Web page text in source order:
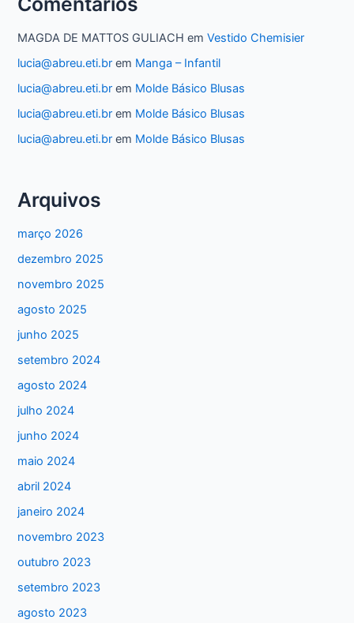
MAGDA DE MATTOS GULIACH emVestido Chemisier
lucia@abreu.eti.br em Manga – Infantil
lucia@abreu.eti.br em Molde Básico Blusas
lucia@abreu.eti.br em Molde Básico Blusas
lucia@abreu.eti.br em Molde Básico Blusas
Arquivos
março 2026
dezembro 2025
novembro 2025
agosto 2025
junho 2025
setembro 2024
agosto 2024
julho 2024
junho 2024
maio 2024
abril 2024
janeiro 2024
novembro 2023
outubro 2023
setembro 2023
agosto 2023